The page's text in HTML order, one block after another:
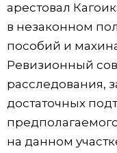
арестовал
в незаконном
пособий и
Ревизионный
расследования,
достаточных
на данном